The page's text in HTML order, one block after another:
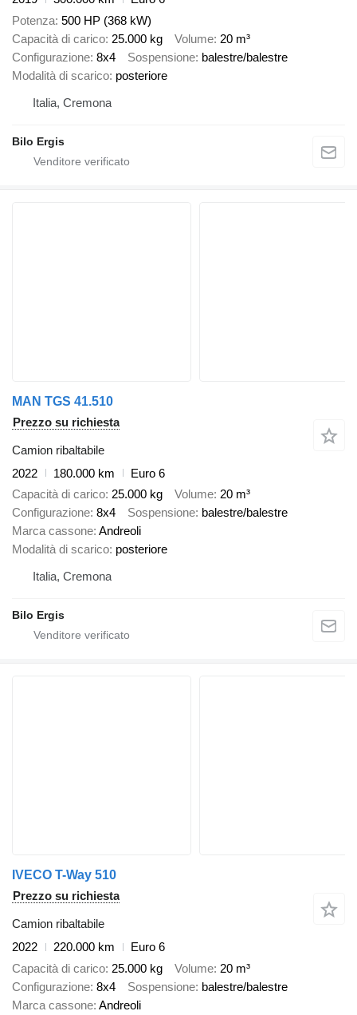
Potenza 500 HP (368 kW)
Capacità di carico 25.000 kg Volume 20 m³
Configurazione 8x4 Sospensione balestre/balestre
Modalità di scarico posteriore
Italia, Cremona
Bilo Ergis
MAN TGS 41.510
Prezzo su richiesta
Camion ribaltabile
2022
180.000 km
Euro 6
Capacità di carico 25.000 kg Volume 20 m³
Configurazione 8x4 Sospensione balestre/balestre
Marca cassone Andreoli
Modalità di scarico posteriore
Italia, Cremona
Bilo Ergis
IVECO T-Way 510
Prezzo su richiesta
Camion ribaltabile
2022
220.000 km
Euro 6
Capacità di carico 25.000 kg Volume 20 m³
Configurazione 8x4 Sospensione balestre/balestre
Marca cassone Andreoli